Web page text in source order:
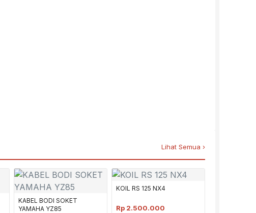
Lihat Semua ›
KABEL BODI SOKET
YAMAHA YZ85
KOIL RS 125 NX4
Rp 2.500.000